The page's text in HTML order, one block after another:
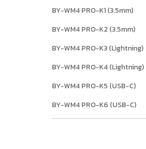
BY-WM4 PRO-K1 (3.5mm)
BY-WM4 PRO-K2 (3.5mm)
BY-WM4 PRO-K3 (Lightning)
BY-WM4 PRO-K4 (Lightning)
BY-WM4 PRO-K5 (USB-C)
BY-WM4 PRO-K6 (USB-C)